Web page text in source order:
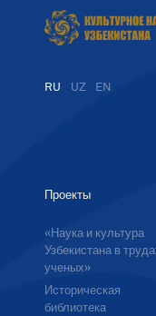
RU UZ EN
Проекты
«Наука и культура
Узбекистана в
ученых»
Историческая
библиотека